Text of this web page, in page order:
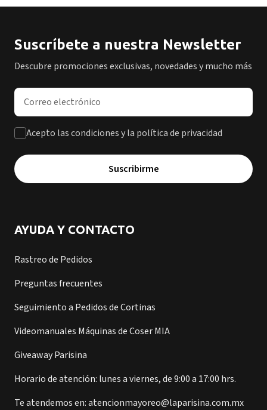
Suscríbete a nuestra Newsletter
Descubre promociones exclusivas, novedades y mucho más
Dirección de correo electrónico
Acepto las condiciones y la política de privacidad
Suscribirme
AYUDA Y CONTACTO
Rastreo de Pedidos
Preguntas frecuentes
Seguimiento a Pedidos de Cortinas
Videomanuales Máquinas de Coser MIA
Giveaway Parisina
Horario de atención: lunes a viernes, de 9:00 a 17:00 hrs.
Te atendemos en: atencionmayoreo@laparisina.com.mx